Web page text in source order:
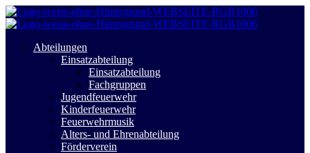
Abteilungen
Einsatzabteilung
Einsatzabteilung
Fachgruppen
Jugendfeuerwehr
Kinderfeuerwehr
Feuerwehrmusik
Alters- und Ehrenabteilung
Förderverein